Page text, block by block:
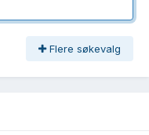
Flere søkevalg